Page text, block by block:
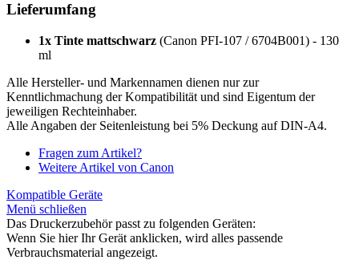
Lieferumfang
1x Tinte mattschwarz (Canon PFI-107 / 6704B001) - 130
ml
Alle Hersteller- und Markennamen dienen nur zur
Kenntlichmachung der Kompatibilität und sind Eigentum der
jeweiligen Rechteinhaber.
Alle Angaben der Seitenleistung bei 5% Deckung auf DIN-A4.
Fragen zum Artikel?
Weitere Artikel von Canon
Kompatible Geräte
Menü schließen
Das Druckerzubehör passt zu folgenden Geräten:
Wenn Sie hier Ihr Gerät anklicken, wird alles passende
Verbrauchsmaterial angezeigt.